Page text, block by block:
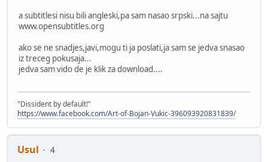
a subtitlesi nisu bili angleski,pa sam nasao srpski...na sajtu
www.opensubtitles.org
ako se ne snadjes,javi,mogu ti ja poslati,ja sam se jedva snasao
iz treceg pokusaja...
jedva sam vido de je klik za download....
"Dissident by default!"
https://www.facebook.com/Art-of-Bojan-Vukic-396093920831839/
Usul 4